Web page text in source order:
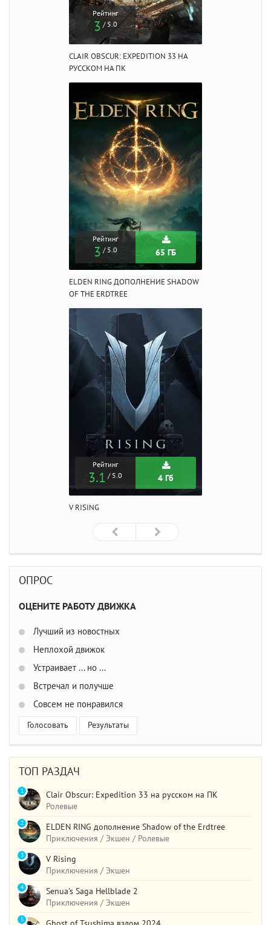
Рейтинг
3 / 5.0
CLAIR OBSCUR: EXPEDITION 33 НА
РУССКОМ НА ПК
Рейтинг
3 / 5.0 65 ГБ
ELDEN RING ДОПОЛНЕНИЕ SHADOW
OF THE ERDTREE
Рейтинг
3.1 / 5.0 4 Гб
V RISING
ОПРОС
ОЦЕНИТЕ РАБОТУ ДВИЖКА
Лучший из новостных
Неплохой движок
Устраивает ... но ...
Встречал и получше
Совсем не понравился
Голосовать Результаты
ТОП РАЗДАЧ
Clair Obscur: Expedition 33 на русском на ПК
Ролевые
1
ELDEN RING дополнение Shadow of the Erdtree
Приключения / Экшен / Ролевые
2
V Rising
Приключения / Экшен
3
Senua's Saga Hellblade 2
Приключения / Экшен
4
5